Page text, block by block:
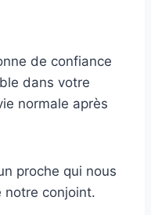
de confiance
dans votre
normale après
proche qui nous
notre conjoint.